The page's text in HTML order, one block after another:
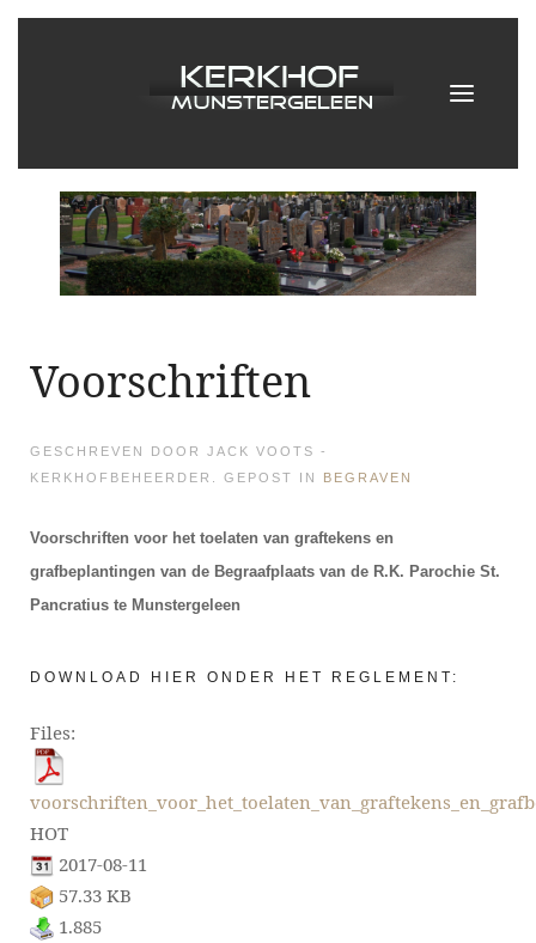
Voorschriften
GESCHREVEN DOOR JACK VOOTS -
KERKHOFBEHEERDER. GEPOST IN BEGRAVEN
Voorschriften voor het toelaten van graftekens en
grafbeplantingen van de Begraafplaats van de R.K. Parochie St.
Pancratius te Munstergeleen
DOWNLOAD HIER ONDER HET REGLEMENT:
Files:
HOT
2017-08-11
57.33 KB
1.885